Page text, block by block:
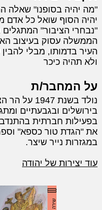
"מה יהיה בסופנו" שאלה
יהיה הסוף שואל כל
"נבחרי הציבור"
הממשלה עסוק בעיצוב
העיר בדמותו, מבלי
ולא תהיה כיכר
על המחבר/ת
נולד בשנת
בירושלים ובגבעתיים
בפעילות חברתית
את "הגדת טור כספא"
במגזרות נייר שיצר.
עוד יצירות של יהודה
שירה